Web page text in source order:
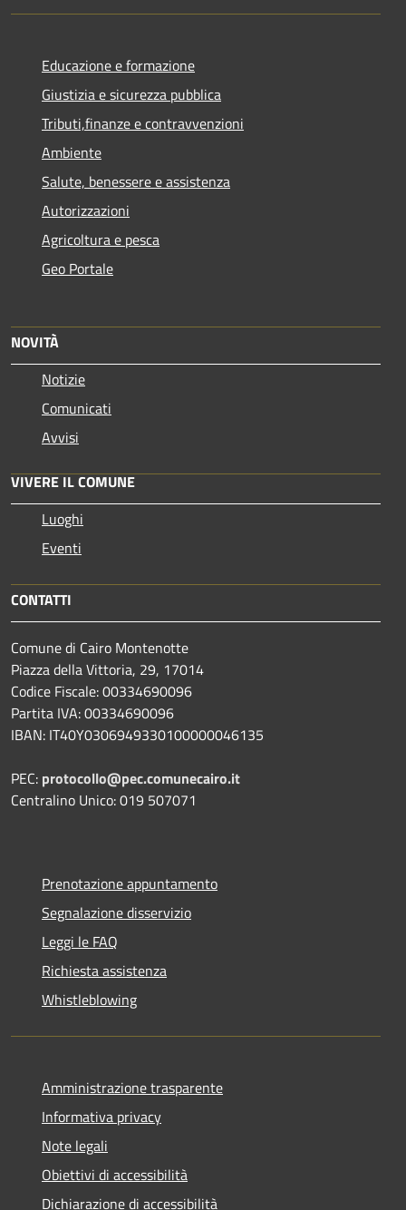
Educazione e formazione
Giustizia e sicurezza pubblica
Tributi,finanze e contravvenzioni
Ambiente
Salute, benessere e assistenza
Autorizzazioni
Agricoltura e pesca
Geo Portale
NOVITÀ
Notizie
Comunicati
Avvisi
VIVERE IL COMUNE
Luoghi
Eventi
CONTATTI
Comune di Cairo Montenotte
Piazza della Vittoria, 29, 17014
Codice Fiscale: 00334690096
Partita IVA: 00334690096
IBAN: IT40Y0306949330100000046135
PEC: protocollo@pec.comunecairo.it
Centralino Unico: 019 507071
Prenotazione appuntamento
Segnalazione disservizio
Leggi le FAQ
Richiesta assistenza
Whistleblowing
Amministrazione trasparente
Informativa privacy
Note legali
Obiettivi di accessibilità
Dichiarazione di accessibilità